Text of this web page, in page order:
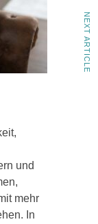
und
mehr
In
NEXT ARTICLE